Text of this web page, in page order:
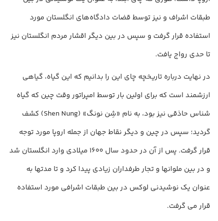
طبقات اشراف و نیز توسط قضات دادگاه‌های انگلستان مورد
استفاده قرار گرفت و سپس در بین دیگر اقشار مردم انگلستان نیز
تا حدی رواج یافت.
در نهایت درباره تاریخچه چای این را بدانیم که این گیاه، گیاهی
ارزشمند است که برای اولین بار توسط امپراتور وقت چین که گیاه
شناس حاذقی نیز بود، به نام «شِن نونگ» (Shen Nung) کشف
گردید؛ سپس در چین و دیگر نقاط جهان از جمله اروپا مورد توجه
قرار گرفت. پس از آن در حدود سال 1600 میلادی وارد انگلستان شد
و در بین ملوانها و تجار طرفداران زیادی پیدا کرد و تا مدتها به
عنوان یک نوشیدنی لوکس در بین طبقات اشرافی مورد استفاده
قرار می گرفت.